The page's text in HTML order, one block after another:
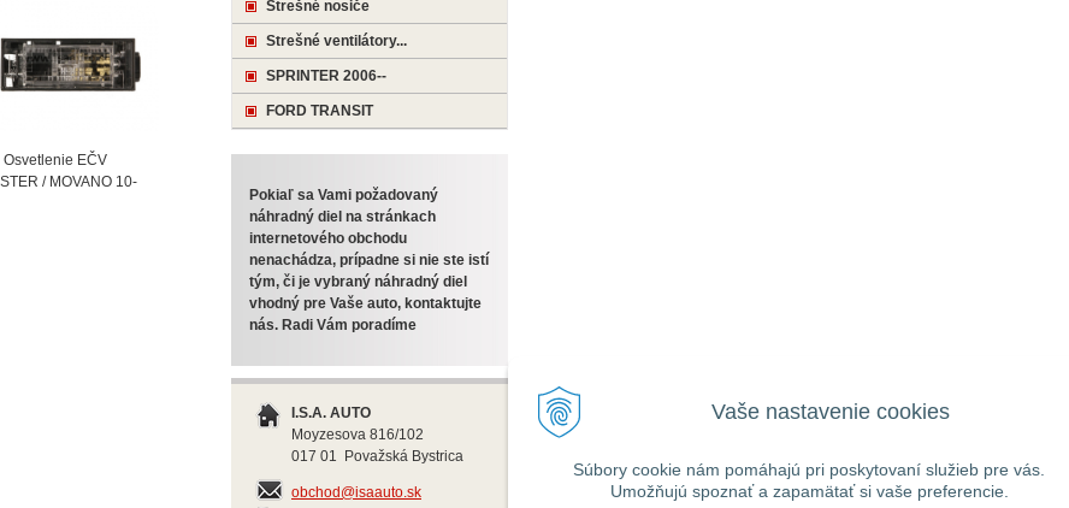
Vaše nastavenie cookies
Súbory cookie nám pomáhajú pri poskytovaní služieb pre vás.
Umožňujú spoznať a zapamätať si vaše preferencie.
Strešné nosiče
Strešné ventilátory...
SPRINTER 2006--
FORD TRANSIT
Pokiaľ sa Vami požadovaný
náhradný diel na stránkach
internetového obchodu
nenachádza, prípadne si nie ste istí
tým, či je vybraný náhradný diel
vhodný pre Vaše auto, kontaktujte
nás. Radi Vám poradíme
I.S.A. AUTO
Moyzesova 816/102
017 01 Považská Bystrica
obchod@isaauto.sk
VŠEOBECNÉ
Ako nakupovať
Informácie
Obchodné podmienky
UŽITOČNÉ
Registrácia
Zabudnuté heslo
EČV
/ MOVANO 10-